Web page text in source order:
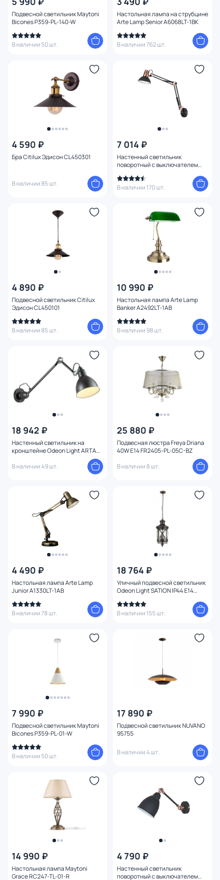
Подвесной светильник Maytoni
Bicones P359-PL-140-W
В наличии 50 шт.
Настольная лампа на струбцине
Arte Lamp Senior A6068LT-1BK
В наличии 762 шт.
4 590 ₽
Бра Citilux Эдисон CL450301
В наличии 85 шт.
7 014 ₽
Настенный светильник
поворотный с выключателем
В наличии 170 шт.
4 890 ₽
Подвесной светильник Citilux
Эдисон CL450101
В наличии 85 шт.
10 990 ₽
Настольная лампа Arte Lamp
Banker A2492LT-1AB
В наличии 98 шт.
18 942 ₽
Настенный светильник на
кронштейне Odeon Light ARTA
В наличии 49 шт.
25 880 ₽
Подвесная люстра Freya Driana
40W E14 FR2405-PL-05C-BZ
В наличии 8 шт.
4 490 ₽
Настольная лампа Arte Lamp
Junior A1330LT-1AB
В наличии 78 шт.
18 764 ₽
Уличный подвесной светильник
Odeon Light SATION IP44 E14
В наличии 155 шт.
7 990 ₽
Подвесной светильник Maytoni
Bicones P359-PL-01-W
В наличии 50 шт.
17 890 ₽
Подвесной светильник NUVANO
95755
В наличии 4 шт.
14 990 ₽
Настольная лампа Maytoni
Grace RC247-TL-01-R
4 790 ₽
Настенный светильник
поворотный с выключателем